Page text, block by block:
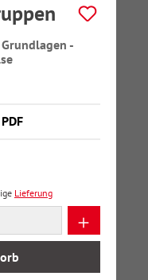
-
PDF
Lieferung
gewünschten